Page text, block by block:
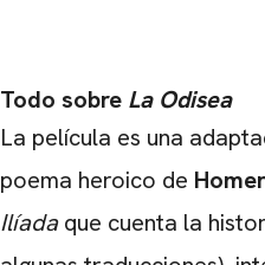
Todo sobre La Odisea
La película es una
poema heroico de
Ilíadaque cuenta la